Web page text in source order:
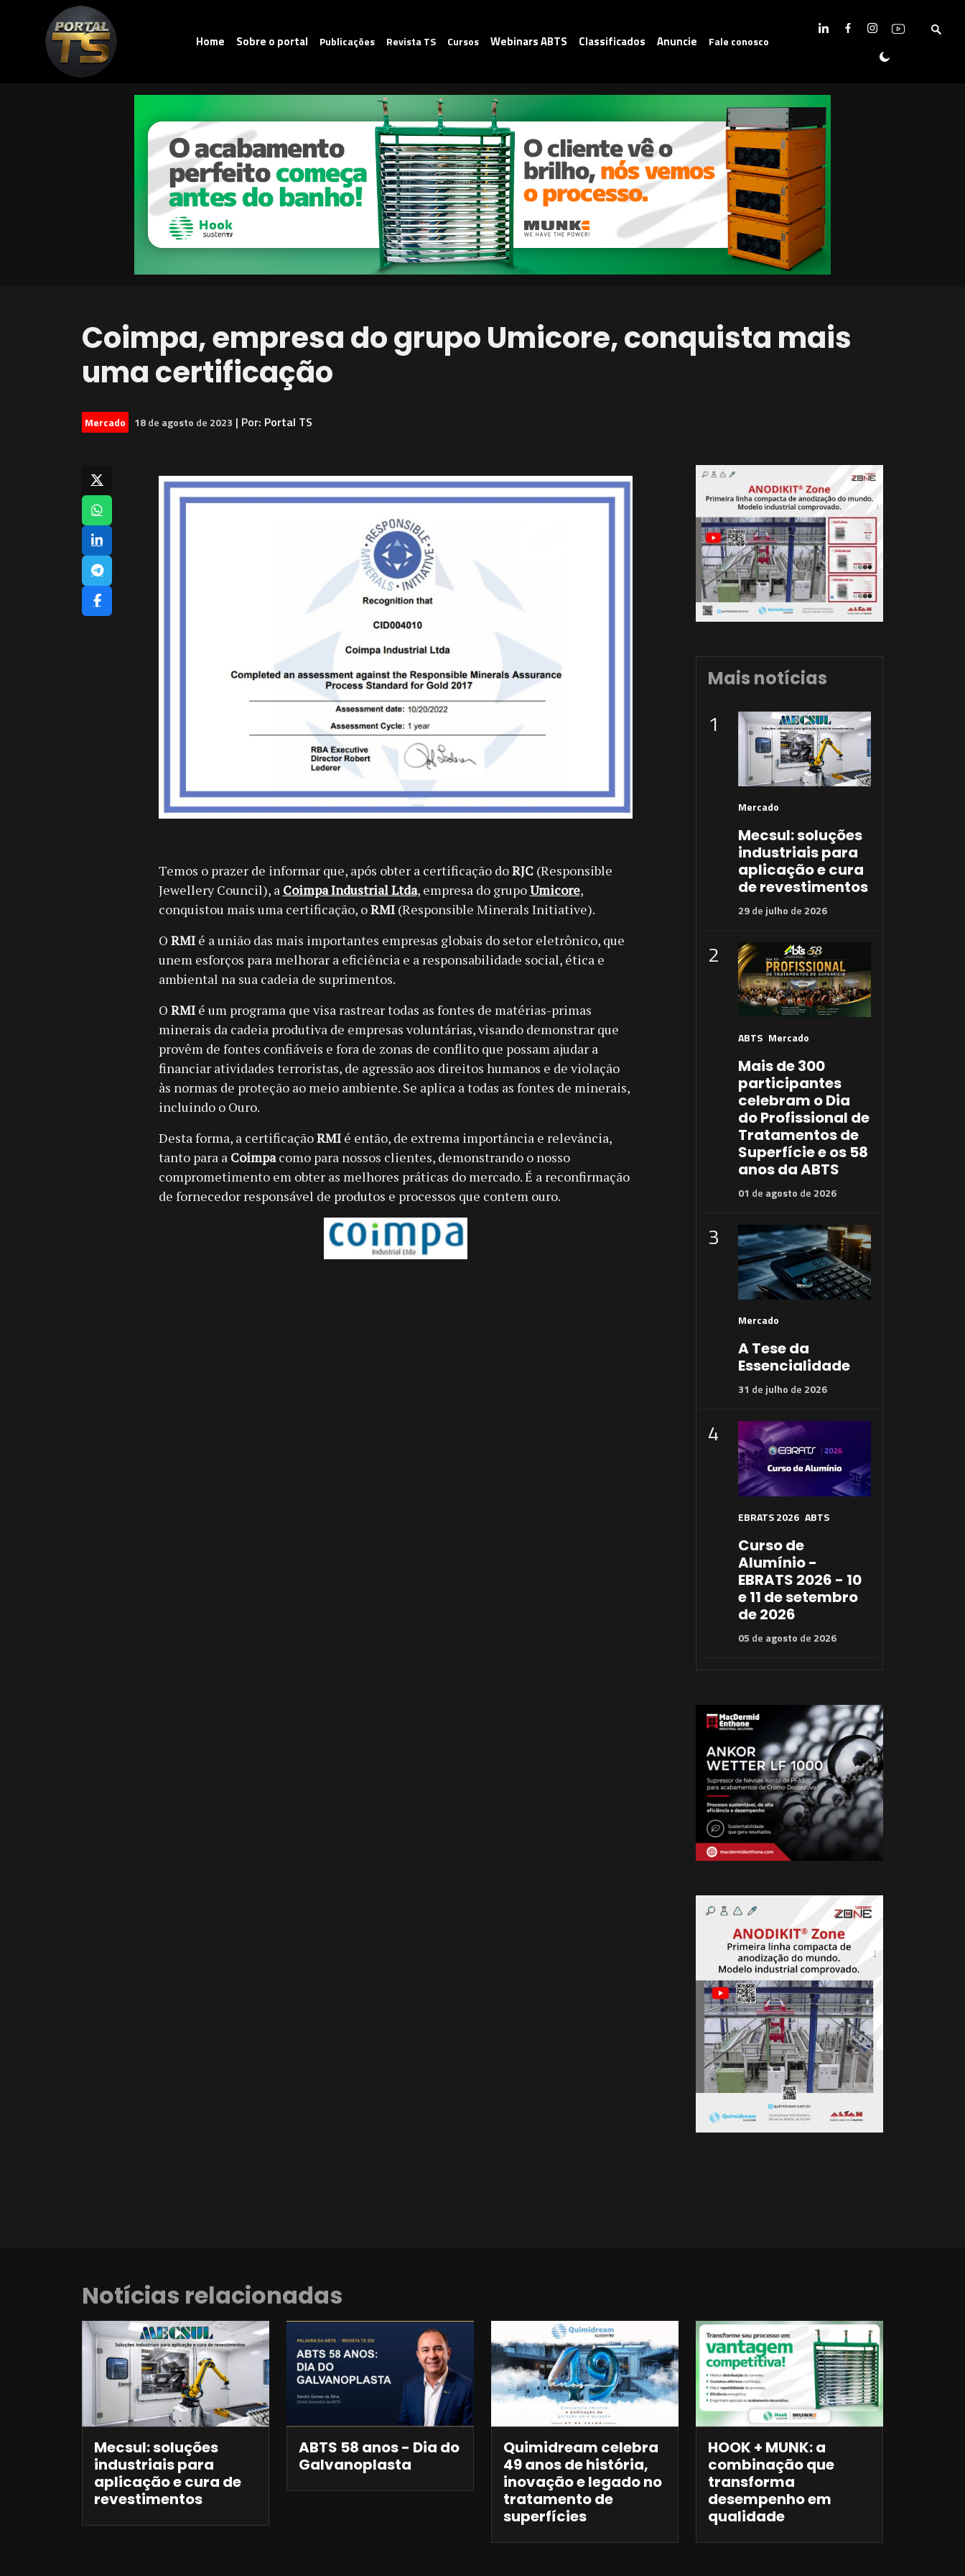
Home Sobre o portal Publicações Revista TS Cursos Webinars ABTS Classificados Anuncie Fale conosco
Coimpa, empresa do grupo Umicore, conquista mais
uma certificação
Mercado 18de agosto de 2023 | Por: Portal TS
Temos o prazer de informar que, após obter a certificação doRJC(Responsible
Jewellery Council), a Coimpa Industrial Ltda, empresa do grupoUmicore,
conquistou mais uma certificação, oRMI(Responsible Minerals Initiative).
O RMIé a união das mais importantes empresas globais do setor eletrônico, que
unem esforços para melhorar a eficiência e a responsabilidade social, ética e
ambiental na sua cadeia de suprimentos.
O RMIé um programa que visa rastrear todas as fontes de matérias-primas
minerais da cadeia produtiva de empresas voluntárias, visando demonstrar que
provêm de fontes confiáveis e fora de zonas de conflito que possam ajudar a
financiar atividades terroristas, de agressão aos direitos humanos e de violação
às normas de proteção ao meio ambiente. Se aplica a todas as fontes de minerais,
incluindo o Ouro.
Desta forma, a certificaçãoRMIé então, de extrema importância e relevância,
tanto para a Coimpacomo para nossos clientes, demonstrando o nosso
comprometimento em obter as melhores práticas do mercado. É a reconfirmação
de fornecedor responsável de produtos e processos que contem ouro.
Mais notícias
1
Mercado
Mecsul: soluções
industriais para
aplicação e cura
de revestimentos
29de julho de 2026
2
ABTS Mercado
Mais de 300
participantes
celebram o Dia
do Profissional de
Tratamentos de
Superfície e os 58
anos da ABTS
01 de agosto de 2026
3
Mercado
A Tese da
Essencialidade
31 dejulho de 2026
4
EBRATS 2026 ABTS
Curso de
Alumínio -
EBRATS 2026 - 10
e 11 de setembro
de 2026
05 de agosto de 2026
Notícias relacionadas
Mecsul: soluções
industriais para
aplicação e cura de
revestimentos
ABTS 58 anos - Dia do
Galvanoplasta
Quimidream celebra
49 anos de história,
inovação e legado no
tratamento de
superfícies
HOOK + MUNK: a
combinação que
transforma
desempenho em
qualidade